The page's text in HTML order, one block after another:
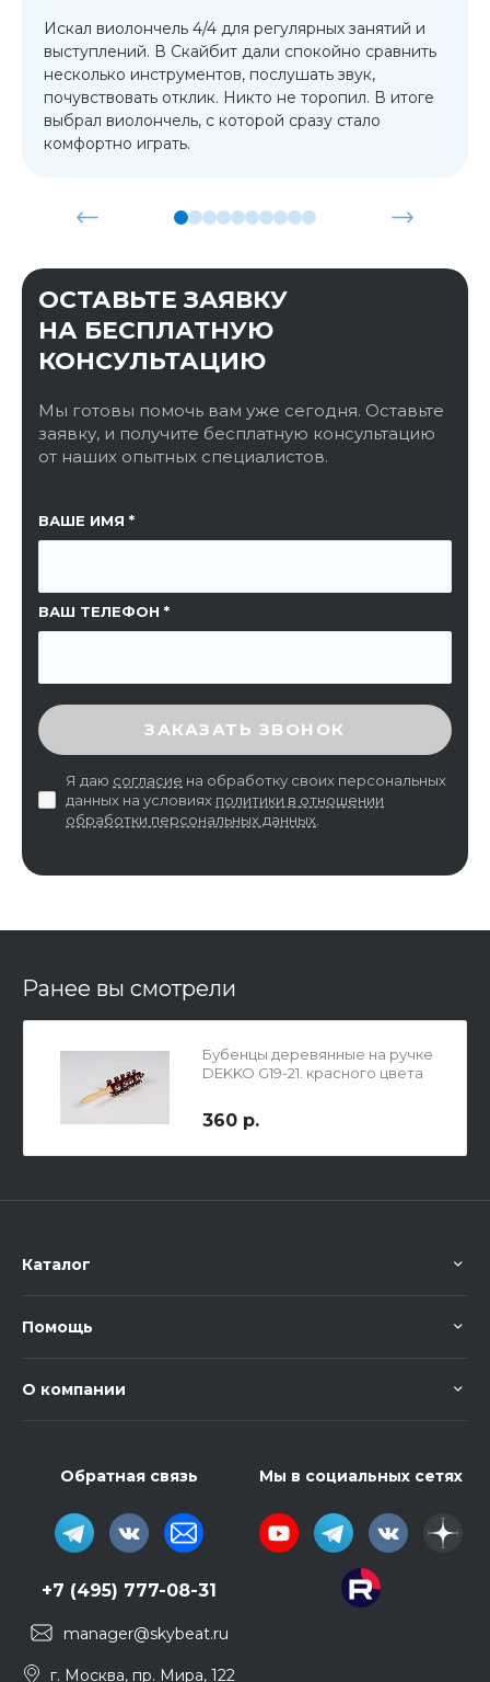
Искал виолончель 4/4 для регулярных занятий и
выступлений. В Скайбит дали спокойно сравнить
несколько инструментов, послушать звук,
почувствовать отклик. Никто не торопил. В итоге
выбрал виолончель, с которой сразу стало
комфортно играть.
ОСТАВЬТЕ ЗАЯВКУ
НА БЕСПЛАТНУЮ
КОНСУЛЬТАЦИЮ
Мы готовы помочь вам уже сегодня. Оставьте
заявку, и получите бесплатную консультацию
от наших опытных специалистов.
ВАШЕ ИМЯ
ВАШ ТЕЛЕФОН
ССЫЛКА НА СТРАНИЦУ
ВВЕДИТЕ ПРОВЕРОЧНЫЙ КОД
ЗАКАЗАТЬ ЗВОНОК
Я даю согласие на обработку своих персональных
данных на условиях политики в отношении
обработки персональных данных
Ранее вы смотрели
Бубенцы деревянные на ручке
DEKKO G19-21. красного цвета
360 р.
Каталог
Помощь
О компании
Обратная связь
+7 (495) 777-08-31
manager@skybeat.ru
г. Москва, пр. Мира, 122
Мы в социальных сетях